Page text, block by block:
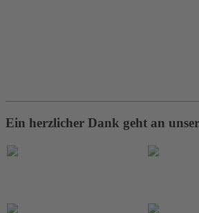
Ein herzlicher Dank geht an